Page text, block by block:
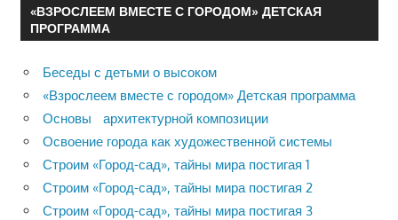
«ВЗРОСЛЕЕМ ВМЕСТЕ С ГОРОДОМ» ДЕТСКАЯ
ПРОГРАММА
Беседы с детьми о высоком
«Взрослеем вместе с городом» Детская программа
Основы архитектурной композиции
Освоение города как художественной системы
Строим «Город-сад», тайны мира постигая 1
Строим «Город-сад», тайны мира постигая 2
Строим «Город-сад», тайны мира постигая 3